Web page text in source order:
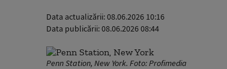
Data actualizării:08.06.2026 10:16
Data publicării:08.06.2026 08:44
Penn Station, New York. Foto: Profimedia